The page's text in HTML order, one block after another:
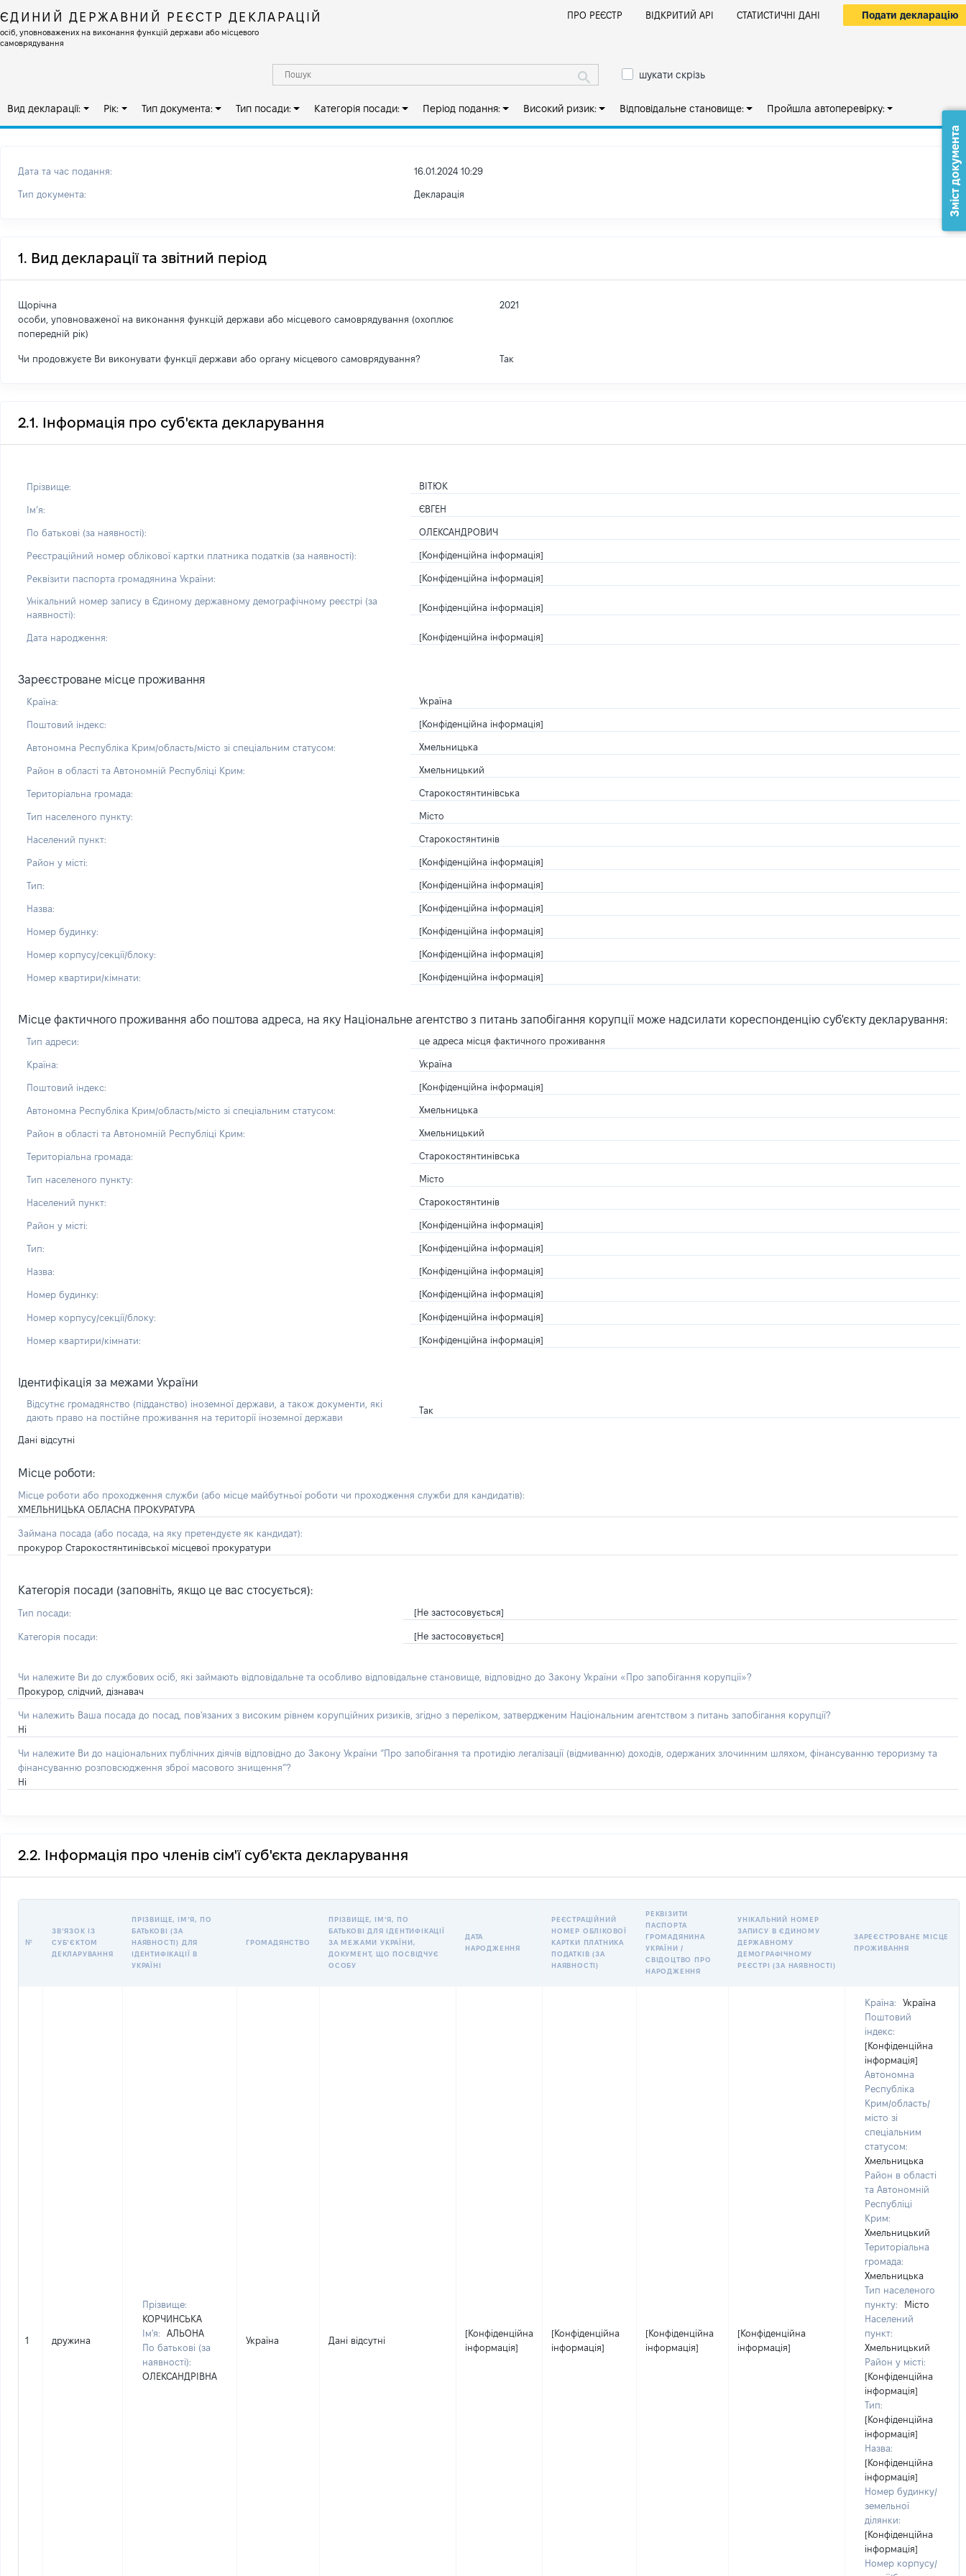
ЄДИНИЙ ДЕРЖАВНИЙ РЕЄСТР ДЕКЛАРАЦІЙ
осіб, уповноважених на виконання функцій держави або місцевого
самоврядування
ПРО РЕЄСТР ВІДКРИТИЙ АРІ СТАТИСТИЧНІ ДАНІ Подати декларацію
шукати скрізь
Вид декларації: Рік: Тип документа: Тип посади: Категорія посади: Період подання: Високий ризик: Відповідальне становище: Пройшла автоперевірку:
Дата та час подання: 16.01.2024 10:29
Тип документа: Декларація
1. Вид декларації та звітний період
Щорічна
особи, уповноваженої на виконання функцій держави або місцевого самоврядування (охоплює
попередній рік)
2021
Чи продовжуєте Ви виконувати функції держави або органу місцевого самоврядування? Так
2.1. Інформація про суб'єкта декларування
Прізвище: ВІТЮК
Імʼя: ЄВГЕН
По батькові (за наявності): ОЛЕКСАНДРОВИЧ
Реєстраційний номер облікової картки платника податків (за наявності): [Конфіденційна інформація]
Реквізити паспорта громадянина України: [Конфіденційна інформація]
Унікальний номер запису в Єдиному державному демографічному реєстрі (за
наявності):
[Конфіденційна інформація]
Дата народження: [Конфіденційна інформація]
Зареєстроване місце проживання
Країна: Україна
Поштовий індекс: [Конфіденційна інформація]
Автономна Республіка Крим/область/місто зі спеціальним статусом: Хмельницька
Район в області та Автономній Республіці Крим: Хмельницький
Територіальна громада: Старокостянтинівська
Тип населеного пункту: Місто
Населений пункт: Старокостянтинів
Район у місті: [Конфіденційна інформація]
Тип: [Конфіденційна інформація]
Назва: [Конфіденційна інформація]
Номер будинку: [Конфіденційна інформація]
Номер корпусу/секції/блоку: [Конфіденційна інформація]
Номер квартири/кімнати: [Конфіденційна інформація]
Місце фактичного проживання або поштова адреса, на яку Національне агентство з питань запобігання корупції може надсилати кореспонденцію суб'єкту декларування:
Тип адреси: це адреса місця фактичного проживання
Країна: Україна
Поштовий індекс: [Конфіденційна інформація]
Автономна Республіка Крим/область/місто зі спеціальним статусом: Хмельницька
Район в області та Автономній Республіці Крим: Хмельницький
Територіальна громада: Старокостянтинівська
Тип населеного пункту: Місто
Населений пункт: Старокостянтинів
Район у місті: [Конфіденційна інформація]
Тип: [Конфіденційна інформація]
Назва: [Конфіденційна інформація]
Номер будинку: [Конфіденційна інформація]
Номер корпусу/секції/блоку: [Конфіденційна інформація]
Номер квартири/кімнати: [Конфіденційна інформація]
Ідентифікація за межами України
Відсутнє громадянство (підданство) іноземної держави, а також документи, які
дають право на постійне проживання на території іноземної держави
Так
Дані відсутні
Місце роботи:
Місце роботи або проходження служби (або місце майбутньої роботи чи проходження служби для кандидатів):
ХМЕЛЬНИЦЬКА ОБЛАСНА ПРОКУРАТУРА
Займана посада (або посада, на яку претендуєте як кандидат):
прокурор Старокостянтинівської місцевої прокуратури
Категорія посади (заповніть, якщо це вас стосується):
Тип посади: [Не застосовується]
Категорія посади: [Не застосовується]
Чи належите Ви до службових осіб, які займають відповідальне та особливо відповідальне становище, відповідно до Закону України «Про запобігання корупції»?
Прокурор, слідчий, дізнавач
Чи належить Ваша посада до посад, пов'язаних з високим рівнем корупційних ризиків, згідно з переліком, затвердженим Національним агентством з питань запобігання корупції?
Ні
Чи належите Ви до національних публічних діячів відповідно до Закону України “Про запобігання та протидію легалізації (відмиванню) доходів, одержаних злочинним шляхом, фінансуванню тероризму та
фінансуванню розповсюдження зброї масового знищення”?
Ні
2.2. Інформація про членів сім'ї суб'єкта декларування
№
ЗВʼЯЗОК ІЗ
СУБʼЄКТОМ
ДЕКЛАРУВАННЯ
ПРІЗВИЩЕ, ІМʼЯ, ПО
БАТЬКОВІ (ЗА
НАЯВНОСТІ) ДЛЯ
ІДЕНТИФІКАЦІЇ В
УКРАЇНІ
ГРОМАДЯНСТВО
ПРІЗВИЩЕ, ІМʼЯ, ПО
БАТЬКОВІ ДЛЯ ІДЕНТИФІКАЦІЇ
ЗА МЕЖАМИ УКРАЇНИ,
ДОКУМЕНТ, ЩО ПОСВІДЧУЄ
ОСОБУ
ДАТА
НАРОДЖЕННЯ
РЕЄСТРАЦІЙНИЙ
НОМЕР ОБЛІКОВОЇ
КАРТКИ ПЛАТНИКА
ПОДАТКІВ (ЗА
НАЯВНОСТІ)
РЕКВІЗИТИ
ПАСПОРТА
ГРОМАДЯНИНА
УКРАЇНИ /
СВІДОЦТВО ПРО
НАРОДЖЕННЯ
УНІКАЛЬНИЙ НОМЕР
ЗАПИСУ В ЄДИНОМУ
ДЕРЖАВНОМУ
ДЕМОГРАФІЧНОМУ
РЕЄСТРІ (ЗА НАЯВНОСТІ)
ЗАРЕЄСТРОВАНЕ МІСЦЕ
ПРОЖИВАННЯ
1 дружина
Прізвище:
КОРЧИНСЬКА
Ім'я:
АЛЬОНА
По батькові (за
наявності):
ОЛЕКСАНДРІВНА
Україна Дані відсутні
[Конфіденційна
інформація]
[Конфіденційна
інформація]
[Конфіденційна
інформація]
[Конфіденційна
інформація]
Країна:
Україна
Поштовий
індекс:
[Конфіденційна
інформація]
Автономна
Республіка
Крим/область/
місто зі
спеціальним
статусом:
Хмельницька
Район в області
та Автономній
Республіці
Крим:
Хмельницький
Територіальна
громада:
Хмельницька
Тип населеного
пункту:
Місто
Населений
пункт:
Хмельницький
Район у місті:
[Конфіденційна
інформація]
Тип:
[Конфіденційна
інформація]
Назва:
[Конфіденційна
інформація]
Номер будинку/
земельної
ділянки:
[Конфіденційна
інформація]
Номер корпусу/
Зміст документа